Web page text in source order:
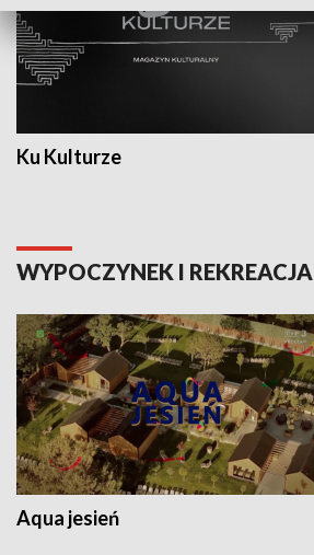
Ku Kulturze
WYPOCZYNEK I REKREACJA
Aqua jesień